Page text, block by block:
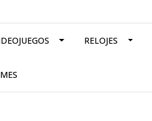
RELOJES